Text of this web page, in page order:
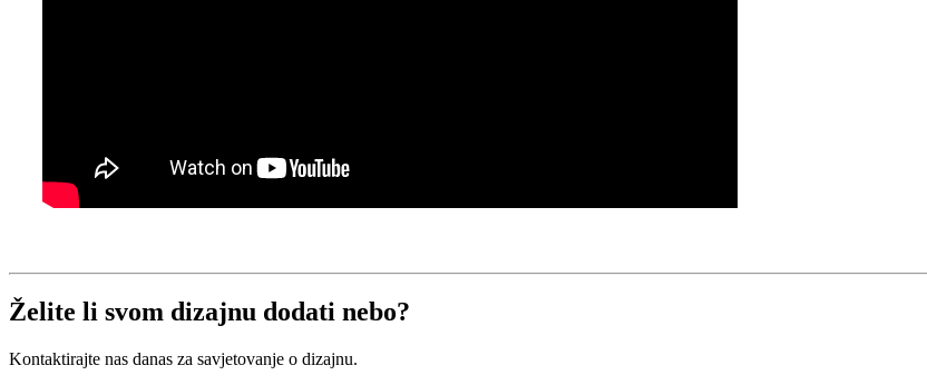
Želite li svom dizajnu dodati nebo?
Kontaktirajte nas danas za savjetovanje o dizajnu.